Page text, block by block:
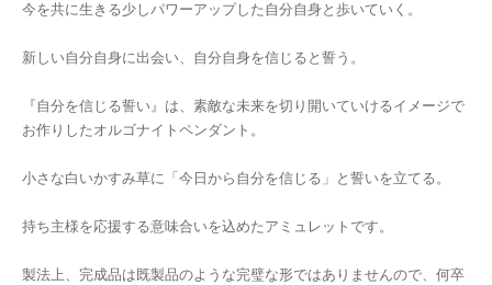
今を共に生きる少しパワーアップした自分自身と歩いていく。
新しい自分自身に出会い、自分自身を信じると誓う。
『自分を信じる誓い』は、素敵な未来を切り開いていけるイメージで
お作りしたオルゴナイトペンダント。
小さな白いかすみ草に「今日から自分を信じる」と誓いを立てる。
持ち主様を応援する意味合いを込めたアミュレットです。
製法上、完成品は既製品のような完璧な形ではありませんので、何卒